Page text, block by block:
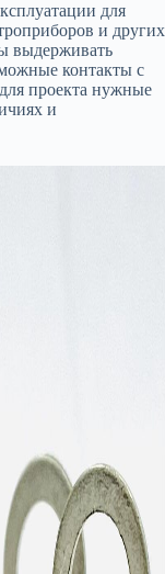
для
и других
выдерживать
контакты с
проекта нужные
и